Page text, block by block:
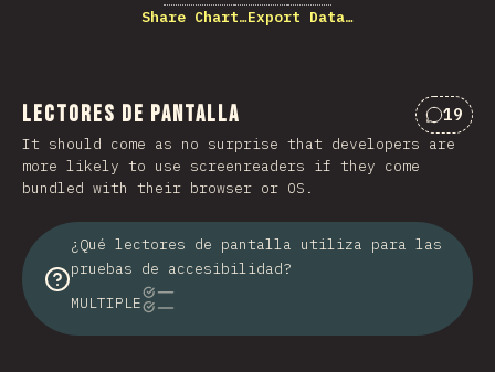
Share Chart…Export Data…
Lectores de pantalla 19
It should come as no surprise that developers are
more likely to use screenreaders if they come
bundled with their browser or OS.
¿Qué lectores de pantalla utiliza para las
pruebas de accesibilidad?
MULTIPLE